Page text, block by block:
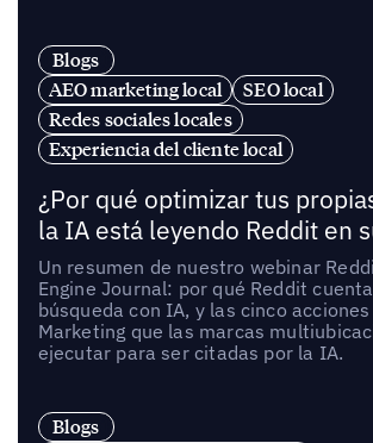
Blogs
AEO marketing local
SEO local
Redes sociales locales
Experiencia del cliente local
¿Por qué optimizar tus
la IA está leyendo Reddit en
Un resumen de nuestro webinar
Engine Journal: por qué Reddit
búsqueda con IA, y las cinco
Marketing que las marcas
ejecutar para ser citadas por la IA.
Blogs